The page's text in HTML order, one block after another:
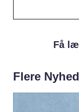
Få
Flere